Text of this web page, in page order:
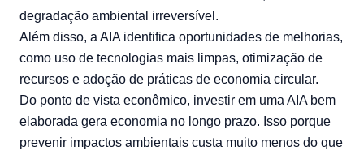
degradação ambiental irreversível.
Além disso, a AIA identifica oportunidades de melhorias,
como uso de tecnologias mais limpas, otimização de
recursos e adoção de práticas de economia circular.
Do ponto de vista econômico, investir em uma AIA bem
elaborada gera economia no longo prazo. Isso porque
prevenir impactos ambientais custa muito menos do que